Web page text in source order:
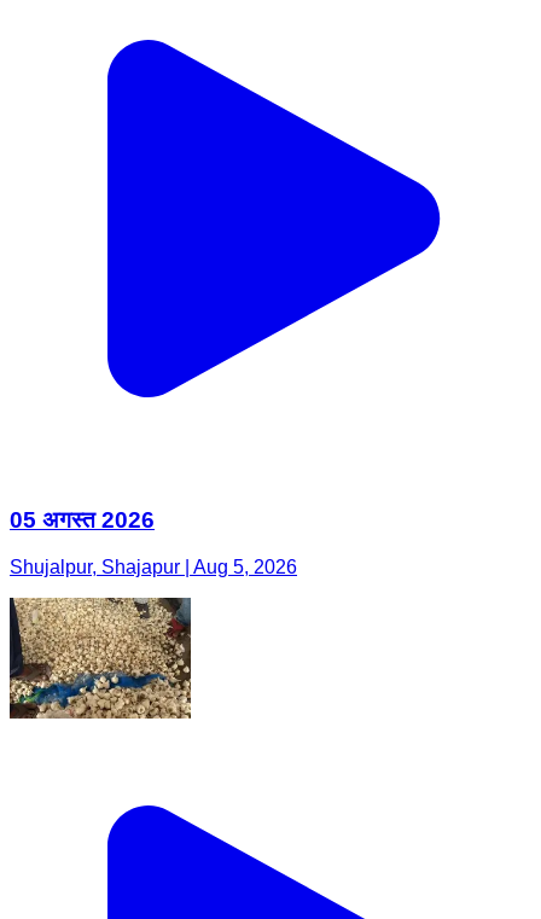
05 अगस्त 2026
Shujalpur, Shajapur | Aug 5, 2026